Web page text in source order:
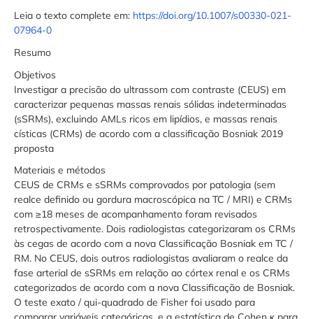
Leia o texto complete em: https://doi.org/10.1007/s00330-021-
07964-0
Resumo
Objetivos
Investigar a precisão do ultrassom com contraste (CEUS) em
caracterizar pequenas massas renais sólidas indeterminadas
(sSRMs), excluindo AMLs ricos em lipídios, e massas renais
císticas (CRMs) de acordo com a classificação Bosniak 2019
proposta
Materiais e métodos
CEUS de CRMs e sSRMs comprovados por patologia (sem
realce definido ou gordura macroscópica na TC / MRI) e CRMs
com ≥18 meses de acompanhamento foram revisados ​​
retrospectivamente. Dois radiologistas categorizaram os CRMs
às cegas de acordo com a nova Classificação Bosniak em TC /
RM. No CEUS, dois outros radiologistas avaliaram o realce da
fase arterial de sSRMs em relação ao córtex renal e os CRMs
categorizados de acordo com a nova Classificação de Bosniak.
O teste exato / qui-quadrado de Fisher foi usado para